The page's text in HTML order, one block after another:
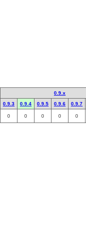
0.9.x
0.9.3
0.9.4 0.9.5 0.9.6 0.9.7
0 0 0 0 0